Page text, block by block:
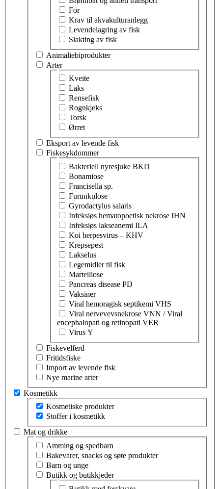
For
Krav til akvakulturanlegg
Levendelagring av fisk
Slakting av fisk
Animaliebiprodukter
Arter
Velg tema innen arter
Kveite
Laks
Rensefisk
Rognkjeks
Torsk
Ørret
Eksport av levende fisk
Fiskesykdommer
Velg tema innen fiskesykdommer
Bakteriell nyresjuke BKD
Bonamiose
Francisella sp.
Furunkulose
Gyrodactylus salaris
Infeksiøs hematopoetisk nekrose IHN
Infeksiøs lakseanemi ILA
Koi herpesvirus – KHV
Krepsepest
Lakselus
Legemidler til fisk
Marteiliose
Pancreas disease PD
Vaksiner
Viral hemoragisk septikemi VHS
Viral nervevevsnekrose VNN / Viral
encephalopati og retinopati VER
Virus Y
Fiskevelferd
Fritidsfiske
Import av levende fisk
Nye marine arter
Kosmetikk
Velg tema innen kosmetikk
Kosmetiske produkter
Stoffer i kosmetikk
Mat og drikke
Velg tema innen mat og drikke
Amming og spedbarn
Bakevarer, snacks og søte produkter
Barn og unge
Butikk og butikkjeder
Velg tema innen butikk og butikkjeder